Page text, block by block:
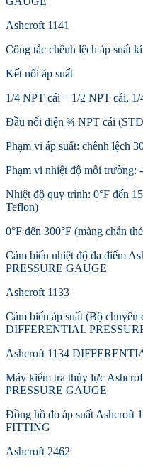
Ashcroft 1141
Công tắc chênh lệch áp suất
Kết nối áp suất
1/4 NPT cái – 1/2 NPT cái,
Đầu nối điện ¾ NPT cái
Phạm vi áp suất: chênh lệch
Phạm vi nhiệt độ môi trường:
Nhiệt độ quy trình: 0°F đến
Teflon)
0°F đến 300°F (màng chắn
Cảm biến nhiệt độ đa điểm
PRESSURE GAUGE
Ashcroft 1133
Cảm biến áp suất (Bộ
DIFFERENTIAL
Ashcroft 1134
Máy kiểm tra thủy lực
PRESSURE GAUGE
Đồng hồ đo áp suất
FITTING
Ashcroft 2462